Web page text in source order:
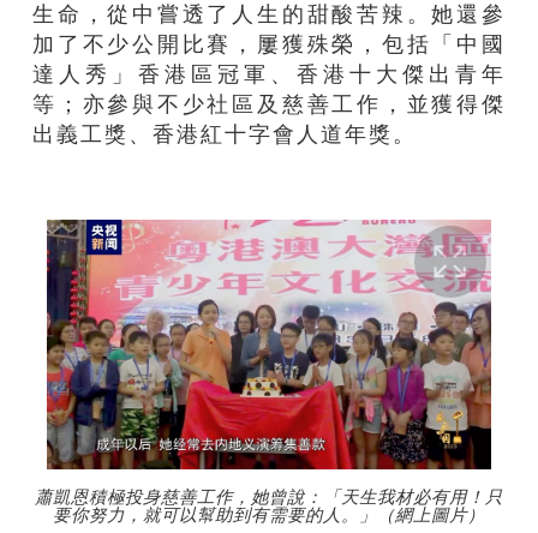
生命，從中嘗透了人生的甜酸苦辣。她還參
加了不少公開比賽，屢獲殊榮，包括「中國
達人秀」香港區冠軍、香港十大傑出青年
等；亦參與不少社區及慈善工作，並獲得傑
出義工獎、香港紅十字會人道年獎。
蕭凱恩積極投身慈善工作，她曾說：「天生我材必有用！只
要你努力，就可以幫助到有需要的人。」（網上圖片）